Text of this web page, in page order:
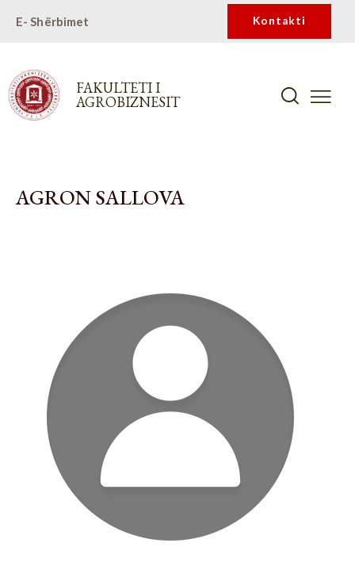
E- Shërbimet Kontakti
FAKULTETI I
AGROBIZNESIT
AGRON SALLOVA